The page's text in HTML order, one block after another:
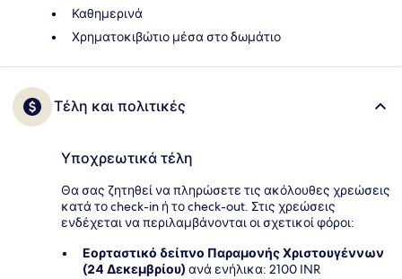
Καθημερινά
Χρηματοκιβώτιο μέσα στο δωμάτιο
Τέλη και πολιτικές
Υποχρεωτικά τέλη
Θα σας ζητηθεί να πληρώσετε τις ακόλουθες χρεώσεις
κατά το check-in ή το check-out. Στις χρεώσεις
ενδέχεται να περιλαμβάνονται οι σχετικοί φόροι:
Εορταστικό δείπνο Παραμονής Χριστουγέννων
(24 Δεκεμβρίου) ανά ενήλικα: 2100 INR